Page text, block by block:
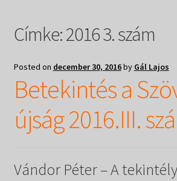
Kiadványok
Csendesnapok
Címke:2016 3. szám
Posted on december 30, 2016by Gál Lajos
Betekintés a
újság 2016.III.
Vándor Péter – A